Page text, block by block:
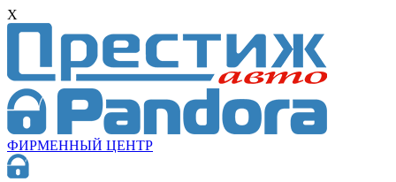
X
ФИРМЕННЫЙ ЦЕНТР